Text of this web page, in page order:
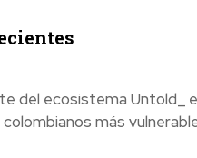
del ecosistema Untold_
más